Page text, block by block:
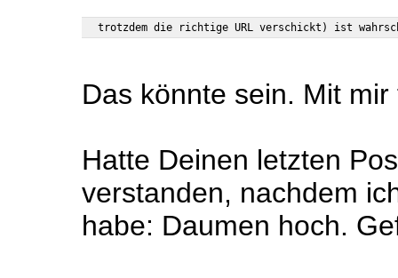
Das könnte sein. Mit
Hatte Deinen letzten
verstanden, nachdem
habe: Daumen hoch.